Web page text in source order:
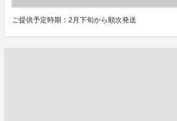
ご提供予定時期：2月下旬から順次発送